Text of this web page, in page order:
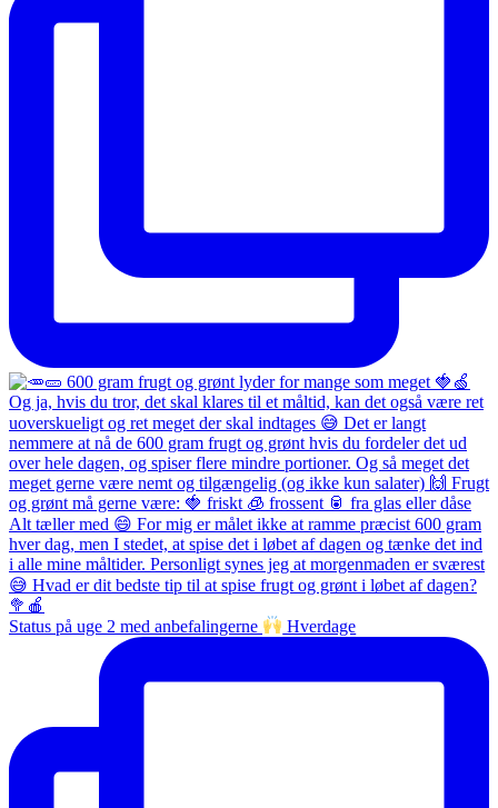
Status på uge 2 med anbefalingerne Hverdage